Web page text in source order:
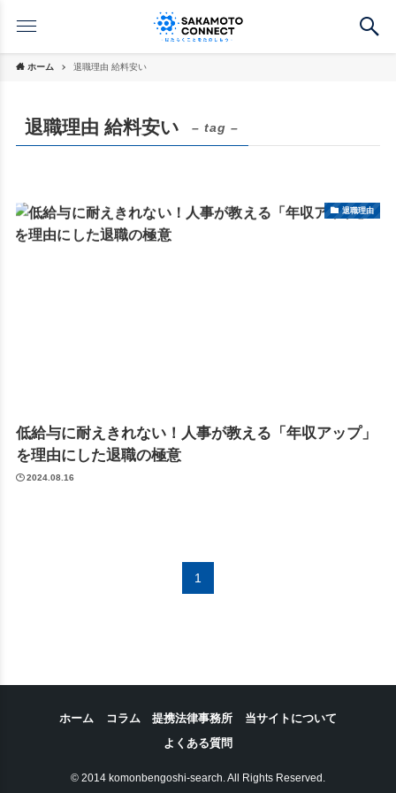
ホーム 退職理由 給料安い
退職理由 給料安い – tag –
退職理由
低給与に耐えきれない！人事が教える「年収アップ」
を理由にした退職の極意
2024.08.16
1
ホーム コラム 提携法律事務所
当サイトについて
よくある質問
© 2014 komonbengoshi-search. All Rights Reserved.